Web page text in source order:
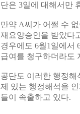
단은 3일에 대해서만
만약 A씨가 어쩔 수
재요양승인을 받았다
경우에도 6월1일에서
급여를 청구하더라도
공단도 이러한 행정해
제 있는 행정해석을
들이 속출하고 있다.